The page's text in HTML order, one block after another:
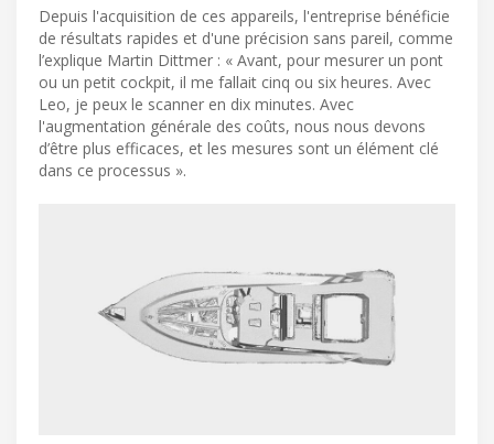
Depuis l'acquisition de ces appareils, l'entreprise bénéficie
de résultats rapides et d'une précision sans pareil, comme
l’explique Martin Dittmer : « Avant, pour mesurer un pont
ou un petit cockpit, il me fallait cinq ou six heures. Avec
Leo, je peux le scanner en dix minutes. Avec
l'augmentation générale des coûts, nous nous devons
d’être plus efficaces, et les mesures sont un élément clé
dans ce processus ».